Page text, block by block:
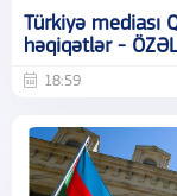
Türkiyə mediası
həqiqətlər -
18:59